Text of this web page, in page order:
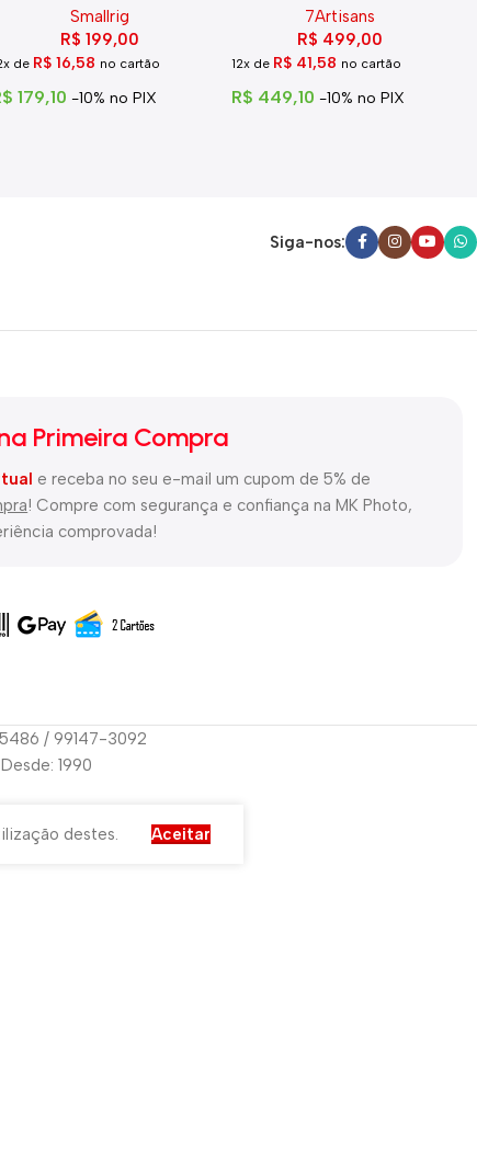
Smallrig
R$ 199,00
de R$16,58 no cartão
179,10 -10% no PIX
7Artisans
R$ 499,00
12x de R$41,58 no cartão
R$ 449,10 -10% no PIX
Siga-nos:
Primeira Compra
e receba no seu e-mail um cupom de 5% de
! Compre com segurança e confiança na MK Photo,
comprovada!
/ 99147-3092
1990
destes. Aceitar